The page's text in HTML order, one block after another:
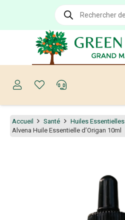
Recherche
produits
Accueil Santé
Huiles Essentielles
Alvena Huile Essentielle d’Origan 10ml